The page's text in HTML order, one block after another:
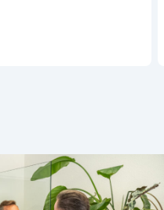
⬇️) Voor een
Syntec
MAG Lasser met
jij na de bouwvak